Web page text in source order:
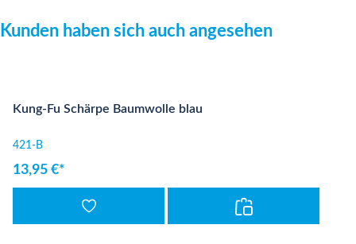
Produktgalerie überspringen
Kunden haben sich auch angesehen
Kung-Fu Schärpe Baumwolle blau
421-B
13,95 €*